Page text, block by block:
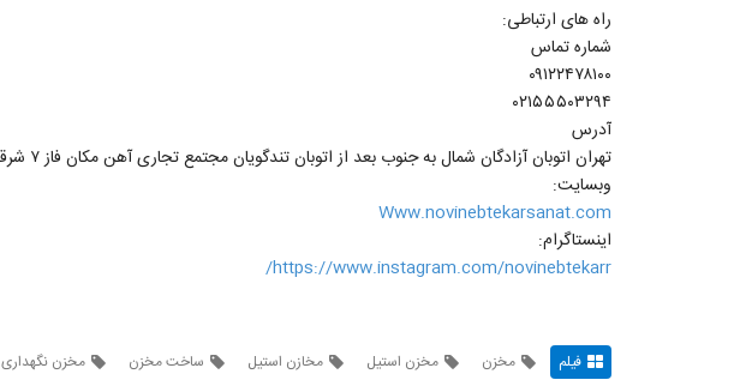
راه های ارتباطی:
شماره تماس
۰۹۱۲۲۴۷۸۱۰۰
۰۲۱۵۵۵۰۳۲۹۴
آدرس
تهران اتوبان آزادگان شمال به جنوب بعد از اتوبان تندگویان مجتمع تجاری آهن مکان فاز ۷ شرقی پلاک ۱۸۱۰ و ۱۸۱۱
وبسایت:
Www.novinebtekarsanat.com
اینستاگرام:
https://www.instagram.com/novinebtekarr/
فیلم مخزن مخزن استیل مخازن استیل ساخت مخزن مخزن نگهداری